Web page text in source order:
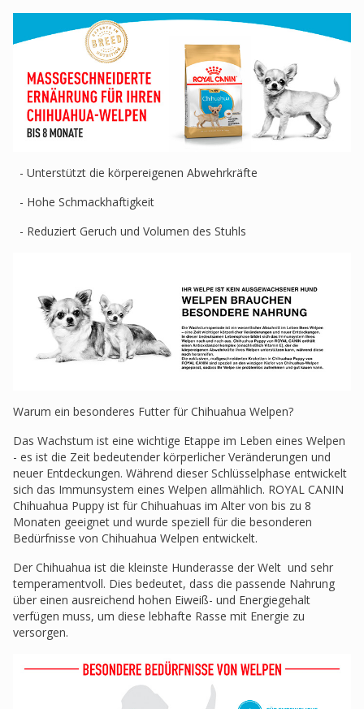
- Unterstützt die körpereigenen Abwehrkräfte
- Hohe Schmackhaftigkeit
- Reduziert Geruch und Volumen des Stuhls
Warum ein besonderes Futter für Chihuahua Welpen?
Das Wachstum ist eine wichtige Etappe im Leben eines Welpen
- es ist die Zeit bedeutender körperlicher Veränderungen und
neuer Entdeckungen. Während dieser Schlüsselphase entwickelt
sich das Immunsystem eines Welpen allmählich. ROYAL CANIN
Chihuahua Puppy ist für Chihuahuas im Alter von bis zu 8
Monaten geeignet und wurde speziell für die besonderen
Bedürfnisse von Chihuahua Welpen entwickelt.
Der Chihuahua ist die kleinste Hunderasse der Welt und sehr
temperamentvoll. Dies bedeutet, dass die passende Nahrung
über einen ausreichend hohen Eiweiß- und Energiegehalt
verfügen muss, um diese lebhafte Rasse mit Energie zu
versorgen.